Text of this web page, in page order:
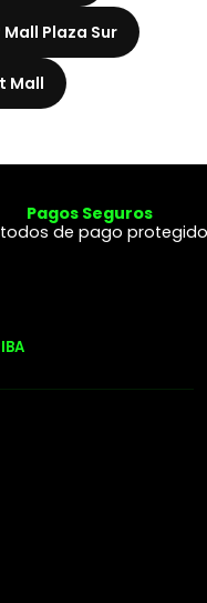
Mall Plaza Sur
Mall
Pagos Seguros
de pago